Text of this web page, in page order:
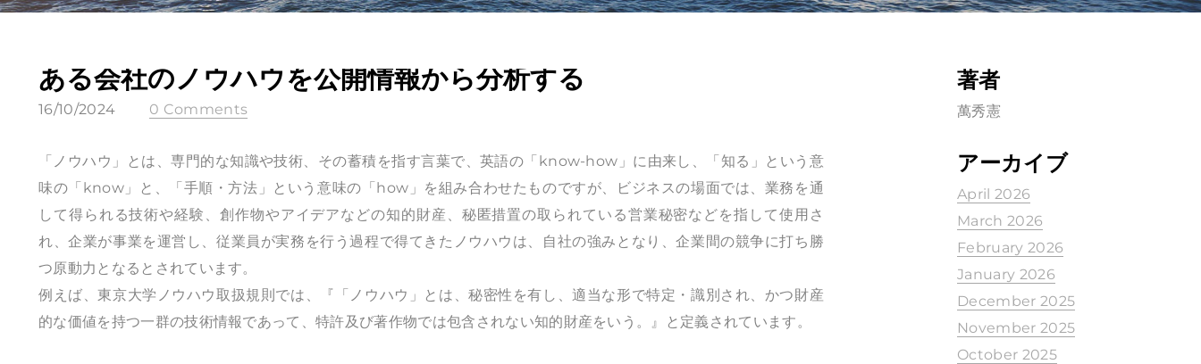
ある会社のノウハウを公開情報から分析する
16/10/2024 0 Comments
「ノウハウ」とは、専門的な知識や技術、その蓄積を指す言葉で、英語の「know-how」に由来し、「知る」という意
味の「know」と、「手順・方法」という意味の「how」を組み合わせたものですが、ビジネスの場面では、業務を通
して得られる技術や経験、創作物やアイデアなどの知的財産、秘匿措置の取られている営業秘密などを指して使用さ
れ、企業が事業を運営し、従業員が実務を行う過程で得てきたノウハウは、自社の強みとなり、企業間の競争に打ち勝
つ原動力となるとされています。
例えば、東京大学ノウハウ取扱規則では、『「ノウハウ」とは、秘密性を有し、適当な形で特定・識別され、かつ財産
的な価値を持つ一群の技術情報であって、特許及び著作物では包含されない知的財産をいう。』と定義されています。
著者
萬秀憲
アーカイブ
April 2026
March 2026
February 2026
January 2026
December 2025
November 2025
October 2025